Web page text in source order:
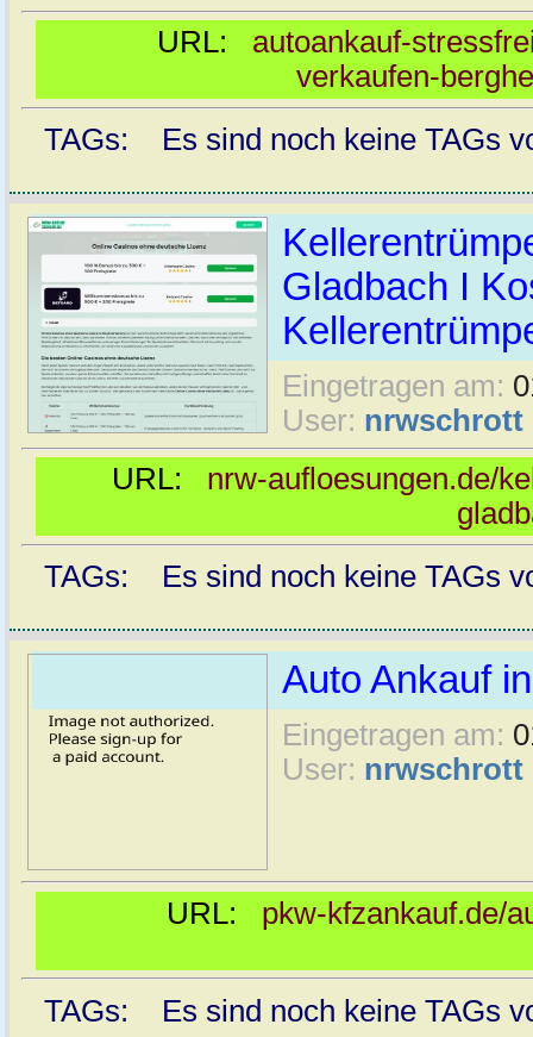
URL: autoankauf-
verkaufen-
TAGs: Es sind noch keine TAGs
Gladbach I
Eingetragen am:
User: nrwschrott
URL: nrw-aufloesungen.de/
TAGs: Es sind noch keine TAGs
Auto Ankauf
Eingetragen am:
User: nrwschrott
URL: pkw-kfzankauf.de/
TAGs: Es sind noch keine TAGs